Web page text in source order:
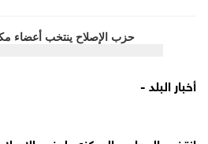
أخبار البلد -